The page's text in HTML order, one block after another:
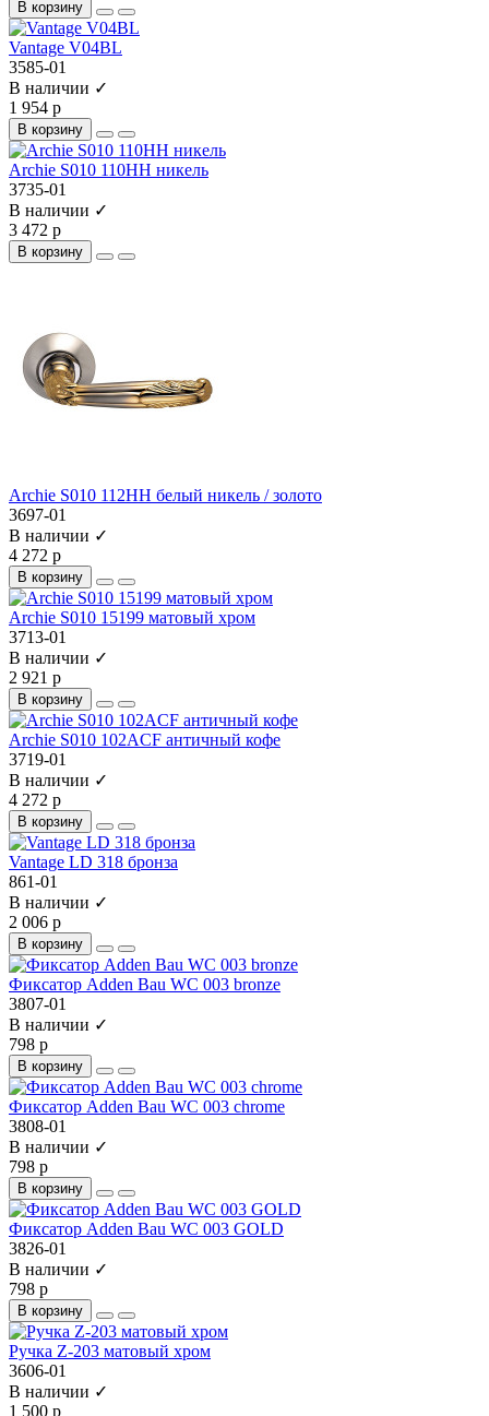
В корзину
Vantage V04BL
3585-01
В наличии ✓
1 954 р
В корзину
Archie S010 110HH никель
3735-01
В наличии ✓
3 472 р
В корзину
Archie S010 112HH белый никель / золото
3697-01
В наличии ✓
4 272 р
В корзину
Archie S010 15199 матовый хром
3713-01
В наличии ✓
2 921 р
В корзину
Archie S010 102ACF античный кофе
3719-01
В наличии ✓
4 272 р
В корзину
Vantage LD 318 бронза
861-01
В наличии ✓
2 006 р
В корзину
Фиксатор Adden Bau WC 003 bronze
3807-01
В наличии ✓
798 р
В корзину
Фиксатор Adden Bau WC 003 chrome
3808-01
В наличии ✓
798 р
В корзину
Фиксатор Adden Bau WC 003 GOLD
3826-01
В наличии ✓
798 р
В корзину
Ручка Z-203 матовый хром
3606-01
В наличии ✓
1 500 р